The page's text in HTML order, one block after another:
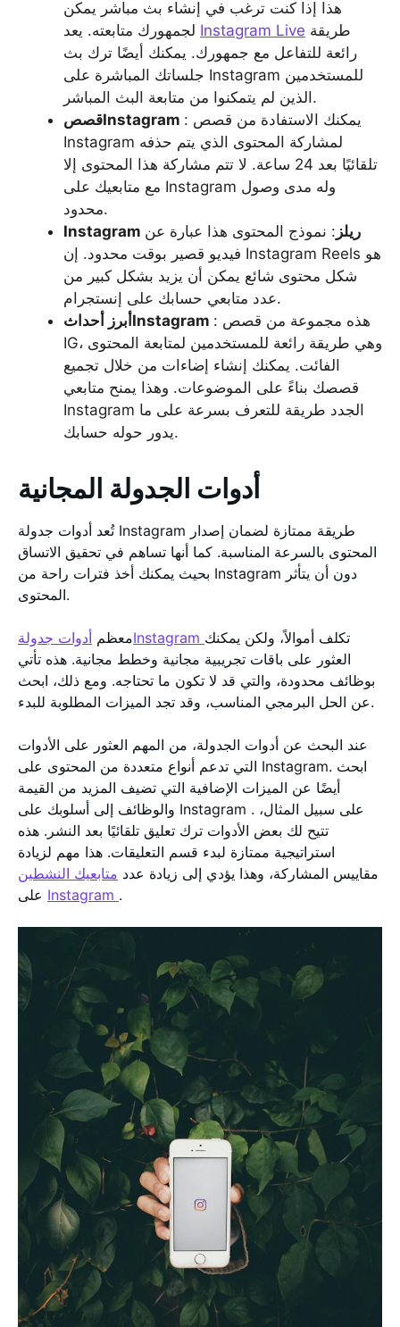
هذا إذا كنت ترغب في إنشاء بث مباشر يمكن
Instagram Live
رائعة للتفاعل مع جمهورك. يمكنك أيضًا ترك بث
جلساتك المباشرة على Instagram للمستخدمين
الذين لم يتمكنوا من متابعة البث المباشر.
قصصInstagram : يمكنك الاستفادة من قصص
Instagram لمشاركة المحتوى الذي يتم حذفه
تلقائيًا بعد 24 ساعة. لا تتم مشاركة هذا المحتوى إلا
مع متابعيك على Instagram وله مدى وصول
محدود.
Instagram ريلز : نموذج المحتوى هذا عبارة عن
فيديو قصير بوقت محدود. إن Instagram Reels هو
شكل محتوى شائع يمكن أن يزيد بشكل كبير من
عدد متابعي حسابك على إنستجرام.
أبرز أحداثInstagram : هذه مجموعة من قصص
IG، وهي طريقة رائعة للمستخدمين لمتابعة المحتوى
الفائت. يمكنك إنشاء إضاءات من خلال تجميع
قصصك بناءً على الموضوعات. وهذا يمنح متابعي
Instagram الجدد طريقة للتعرف بسرعة على ما
يدور حوله حسابك.
أدوات الجدولة المجانية
تُعد أدوات جدولة Instagram طريقة ممتازة لضمان إصدار
المحتوى بالسرعة المناسبة. كما أنها تساهم في تحقيق الاتساق
بحيث يمكنك أخذ فترات راحة من Instagram دون أن يتأثر
المحتوى.
معظمأدوات جدولةInstagram تكلف أموالاً، ولكن يمكنك
العثور على باقات تجريبية مجانية وخطط مجانية. هذه تأتي
بوظائف محدودة، والتي قد لا تكون ما تحتاجه. ومع ذلك، ابحث
عن الحل البرمجي المناسب، وقد تجد الميزات المطلوبة للبدء.
عند البحث عن أدوات الجدولة، من المهم العثور على الأدوات
التي تدعم أنواع متعددة من المحتوى على Instagram. ابحث
أيضًا عن الميزات الإضافية التي تضيف المزيد من القيمة
والوظائف إلى أسلوبك على Instagram . على سبيل المثال،
تتيح لك بعض الأدوات ترك تعليق تلقائيًا بعد النشر. هذه
استراتيجية ممتازة لبدء قسم التعليقات. هذا مهم لزيادة
مقاييس المشاركة، وهذا يؤدي إلى زيادة عدد متابعيك النشطين
Instagram .